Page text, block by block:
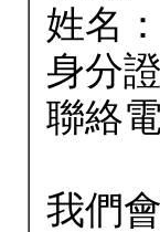
姓名：
身分
聯絡
我們